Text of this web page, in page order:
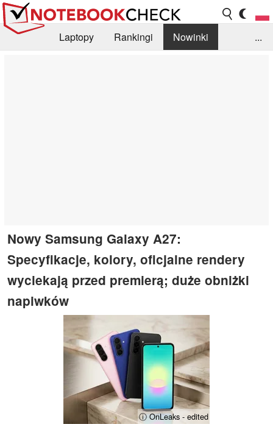
Laptopy Rankingi
Nowinki
...
Nowy Samsung Galaxy A27:
Specyfikacje, kolory, oficjalne rendery
wyciekają przed premierą; duże obniżki
napiwków
ⓘ OnLeaks - edited